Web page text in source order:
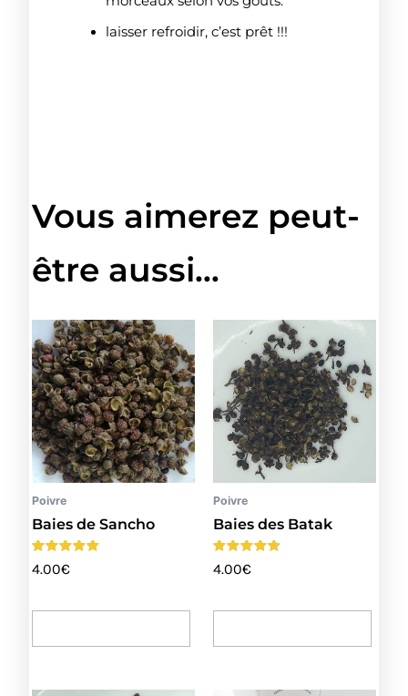
laisser refroidir, c’est prêt !!!
Vous aimerez peut-
être aussi…
Poivre
Baies de Sancho
Note
4.75
4.00€
Poivre
Baies des Batak
Note
4.50
4.00€